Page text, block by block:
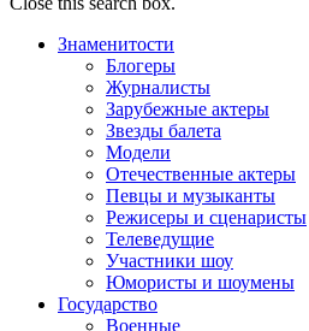
Знаменитости
Блогеры
Журналисты
Зарубежные актеры
Звезды балета
Модели
Отечественные актеры
Певцы и музыканты
Режисеры и сценаристы
Телеведущие
Участники шоу
Юмористы и шоумены
Государство
Военные